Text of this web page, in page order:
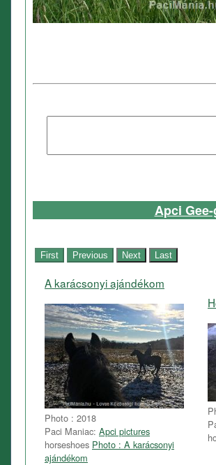
Apci
A karácsonyi ajándékom
Photo : 2018
Paci Maniac: Apci pictures
horseshoes Photo : A karácsonyi
ajándékom